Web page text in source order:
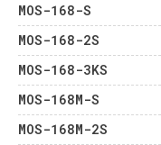
MOS-168-S
MOS-168-2S
MOS-168-3KS
MOS-168M-S
MOS-168M-2S